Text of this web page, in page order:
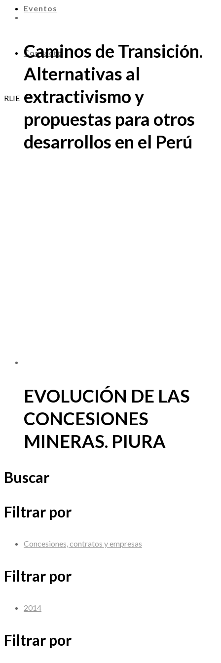
RLIE
Eventos
Contacto
Caminos de Transición.
Alternativas al
extractivismo y
propuestas para otros
desarrollos en el Perú
EVOLUCIÓN DE LAS
CONCESIONES
MINERAS. PIURA
Buscar
Filtrar por
Concesiones, contratos y empresas
Filtrar por
2014
Filtrar por